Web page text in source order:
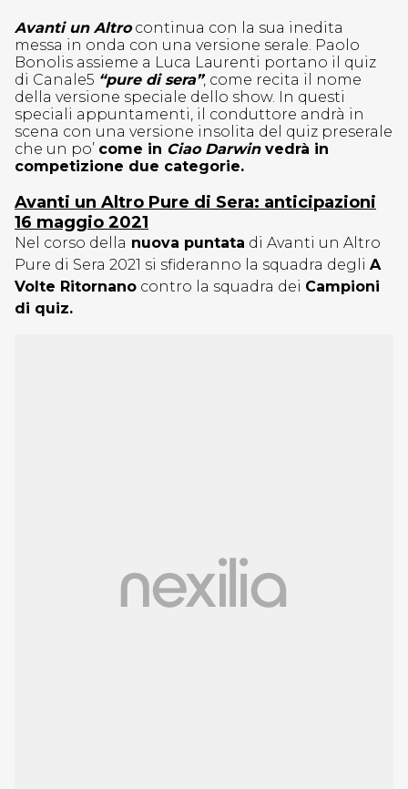
Avanti un Altrocontinua con la sua inedita
messa in onda con una versione serale. Paolo
Bonolis assieme a Luca Laurenti portano il quiz
di Canale5 “pure di sera”, come recita il nome
della versione speciale dello show. In questi
speciali appuntamenti, il conduttore andrà in
scena con una versione insolita del quiz preserale
che un po’ come in Ciao Darwin vedrà in
competizione due categorie.
Avanti un Altro Pure di Sera: anticipazioni
16 maggio 2021
Nel corso della nuova puntata di Avanti un Altro
Pure di Sera 2021 si sfideranno la squadra degli A
Volte Ritornano contro la squadra dei Campioni
di quiz.